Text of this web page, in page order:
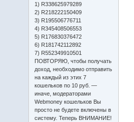
1) R338625979289
2) R218222150409
3) R195506776711
4) R345408506553
5) R176830376472
6) R181742112892
7) R552349910501
ПОВТОРЯЮ, чтобы получать
доход, необходимо отправить
на каждый из этих 7
кошельков по 10 руб. —
иначе, модераторами
Webmoney кошельков Вы
просто не будете включены в
систему. Теперь ВНИМАНИЕ!